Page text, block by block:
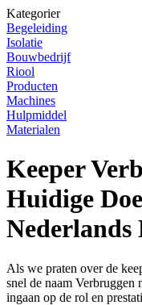
Kategorier
Begeleiding
Isolatie
Bouwbedrijf
Riool
Producten
Machines
Hulpmiddel
Materialen
Keeper
Huidige
Als we praten over de
snel de naam
ingaan op de rol en